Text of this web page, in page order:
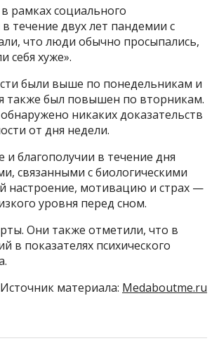
рамках социального
течение двух лет пандемии с
что люди обычно просыпались,
себя хуже».
были выше по понедельникам и
также был повышен по вторникам.
никаких доказательств
от дня недели.
благополучии в течение дня
связанными с биологическими
настроение, мотивацию и страх —
уровня перед сном.
Они также отметили, что в
показателях психического
Источник материала: Medaboutme.ru